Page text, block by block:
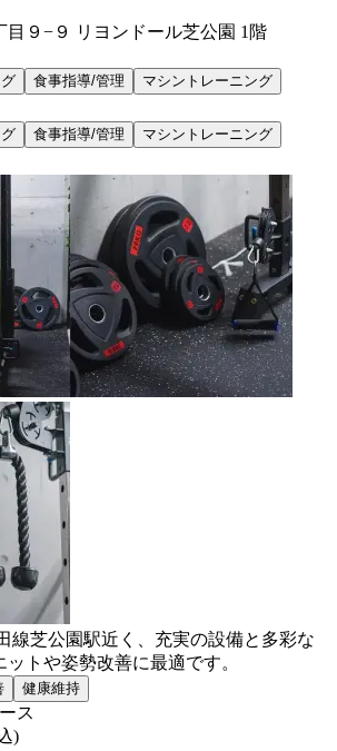
目９−９ リヨンドール芝公園 1階
食事指導/管理
マシントレーニング
食事指導/管理
マシントレーニング
線芝公園駅近く、充実の設備と多彩な
トや姿勢改善に最適です。
健康維持
ス
)